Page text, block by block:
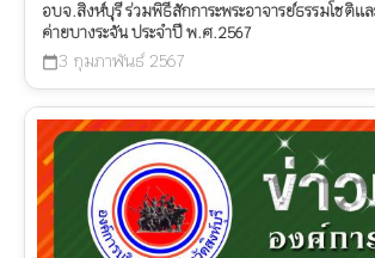
อบจ.สิงห์บุรี ร่วมพิธีสักการะพระอาจารย์ธรรมโชติ
ค่ายบางระจัน ประจำปี พ.ศ.2567
calendar_today3 กุมภาพันธ์ 2567